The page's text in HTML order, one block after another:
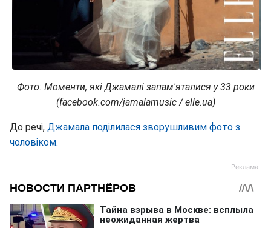
Фото: Моменти, які Джамалі запам'яталися у 33 роки
(facebook.com/jamalamusic / elle.ua)
До речі, Джамала поділилася зворушливим фото з
чоловіком.